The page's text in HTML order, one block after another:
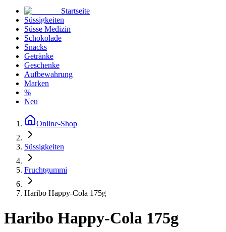
Startseite
Süssigkeiten
Süsse Medizin
Schokolade
Snacks
Getränke
Geschenke
Aufbewahrung
Marken
%
Neu
Online-Shop
Süssigkeiten
Fruchtgummi
Haribo Happy-Cola 175g
Haribo Happy-Cola 175g